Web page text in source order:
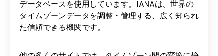
データベースを使用しています。IANAは、世界の
タイムゾーンデータを調整・管理する、広く知られ
た信頼できる機関です。